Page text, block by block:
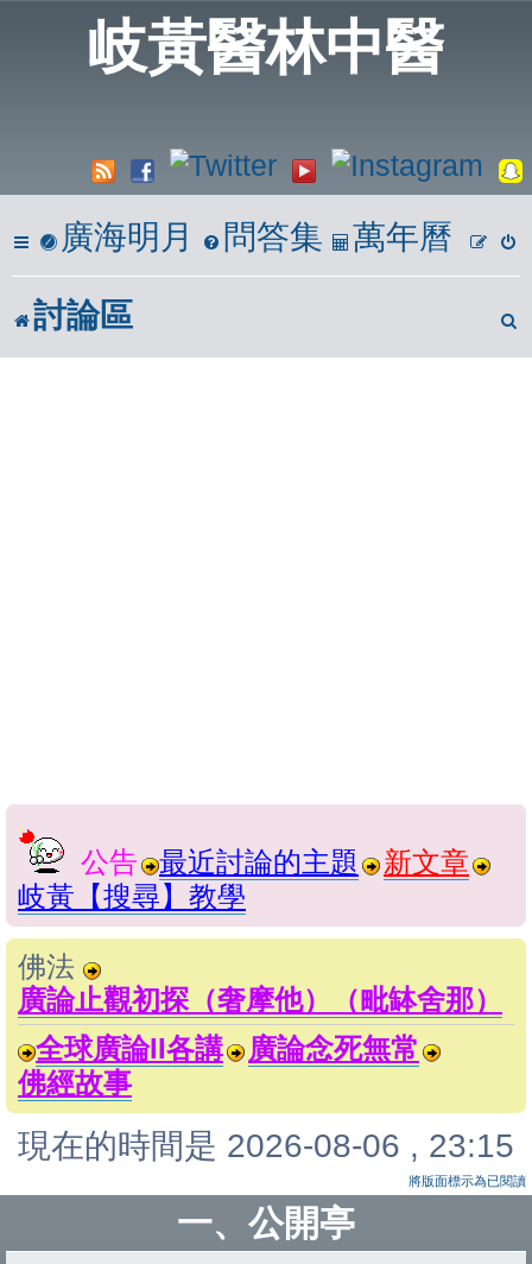
岐黃醫林中醫
廣海明月 問答集 萬年曆
討論區
公告 最近討論的主題
新文章
岐黃【搜尋】教學
佛法
廣論止觀初探（奢摩他）（毗缽舍那）
全球廣論II各講
廣論念死無常
佛經故事
現在的時間是 2026-08-06 , 23:15
將版面標示為已閱讀
一、公開亭